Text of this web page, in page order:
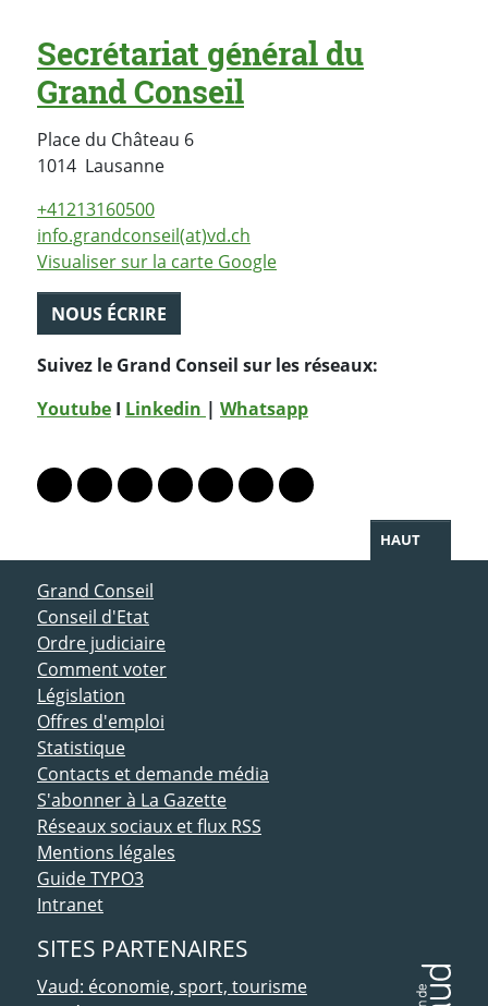
Secrétariat général du
Grand Conseil
Place du Château 6
1014 LausanneSuisse
+41213160500
info.grandconseil(at)vd.ch
Visualiser sur la carte Google
NOUS ÉCRIRE
Suivez le Grand Conseil sur les réseaux:
Youtube I Linkedin | Whatsapp
Lien vers le profil Mastodon
Lien vers le profil Bluesky
Lien vers le profil Instagram
Lien vers le profil Linkedin
Lien vers le profil Facebook
Lien vers le profil Twitter
Partager par WhatsApp
HAUT
ACCÈS DIRECT
Grand Conseil
Conseil d'Etat
Ordre judiciaire
Comment voter
Législation
Offres d'emploi
Statistique
Contacts et demande média
S'abonner à La Gazette
Réseaux sociaux et flux RSS
Mentions légales
Guide TYPO3
Intranet
SITES PARTENAIRES
Vaud: économie, sport, tourisme